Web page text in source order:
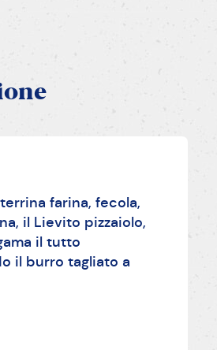
farina, fecola,
il Lievito pizzaiolo,
il tutto
il burro tagliato a